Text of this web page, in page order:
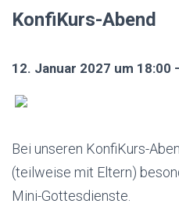
KonfiKurs-Abend
12. Januar 2027 um 18:00
Bei unseren KonfiKurs-
(teilweise mit Eltern)
Mini-Gottesdienste.